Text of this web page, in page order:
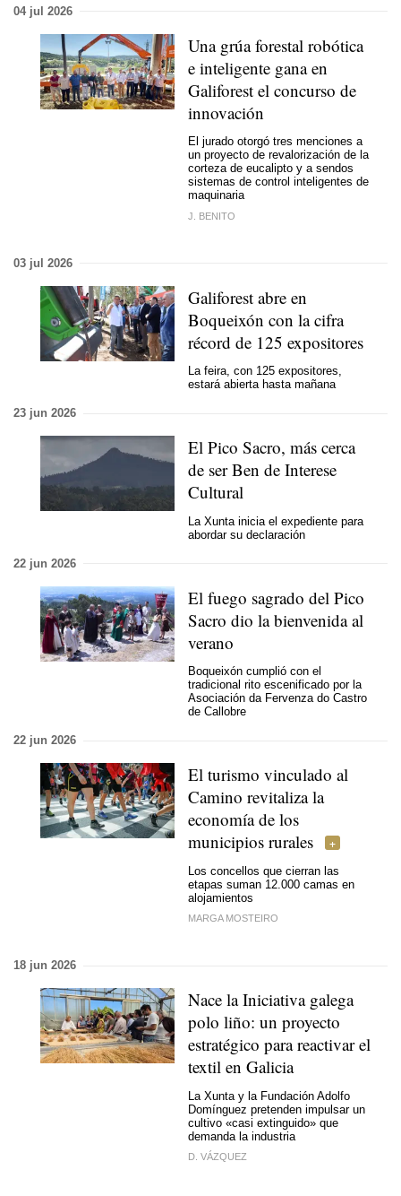
04 jul 2026
Una grúa forestal robótica
e inteligente gana en
Galiforest el concurso de
innovación
El jurado otorgó tres menciones a
un proyecto de revalorización de la
corteza de eucalipto y a sendos
sistemas de control inteligentes de
maquinaria
J. BENITO
03 jul 2026
Galiforest abre en
Boqueixón con la cifra
récord de 125 expositores
La feira, con 125 expositores,
estará abierta hasta mañana
23 jun 2026
El Pico Sacro, más cerca
de ser Ben de Interese
Cultural
La Xunta inicia el expediente para
abordar su declaración
22 jun 2026
El fuego sagrado del Pico
Sacro dio la bienvenida al
verano
Boqueixón cumplió con el
tradicional rito escenificado por la
Asociación da Fervenza do Castro
de Callobre
22 jun 2026
El turismo vinculado al
Camino revitaliza la
economía de los
municipios rurales
Los concellos que cierran las
etapas suman 12.000 camas en
alojamientos
MARGA MOSTEIRO
18 jun 2026
Nace laIniciativa galega
polo liño: un proyecto
estratégico para reactivar el
textil en Galicia
La Xunta y la Fundación Adolfo
Domínguez pretenden impulsar un
cultivo «casi extinguido» que
demanda la industria
D. VÁZQUEZ